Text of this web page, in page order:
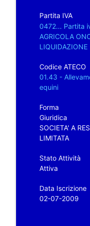
Partita IVA
0472... Partita
AGRICOLA
LIQUIDAZIONE
Codice ATECO
01.43 -
equini
Forma
Giuridica
SOCIETA' A
LIMITATA
Stato Attività
Attiva
Data Iscrizione
02-07-2009